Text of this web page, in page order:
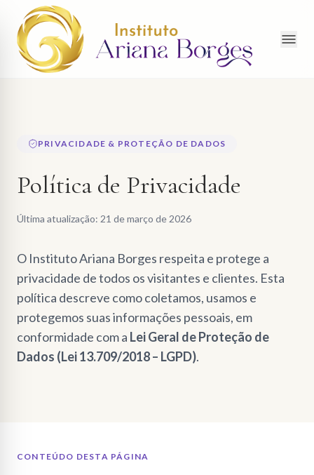
Instituto
Ariana
Borges
PRIVACIDADE & PROTEÇÃO DE DADOS
Política de Privacidade
Última atualização: 21 de março de 2026
O Instituto Ariana Borges respeita e protege a
privacidade de todos os visitantes e clientes. Esta
política descreve como coletamos, usamos e
protegemos suas informações pessoais, em
conformidade com a Lei Geral de Proteção de
Dados (Lei 13.709/2018 – LGPD).
CONTEÚDO DESTA PÁGINA